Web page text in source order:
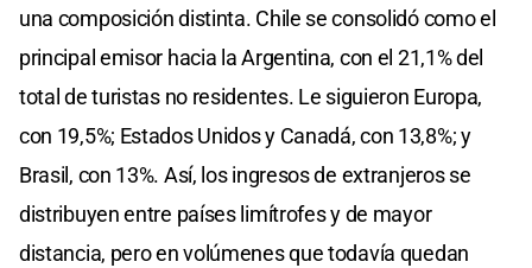
una composición distinta. Chile se consolidó como el
principal emisor hacia la Argentina, con el 21,1% del
total de turistas no residentes. Le siguieron Europa,
con 19,5%; Estados Unidos y Canadá, con 13,8%; y
Brasil, con 13%. Así, los ingresos de extranjeros se
distribuyen entre países limítrofes y de mayor
distancia, pero en volúmenes que todavía quedan